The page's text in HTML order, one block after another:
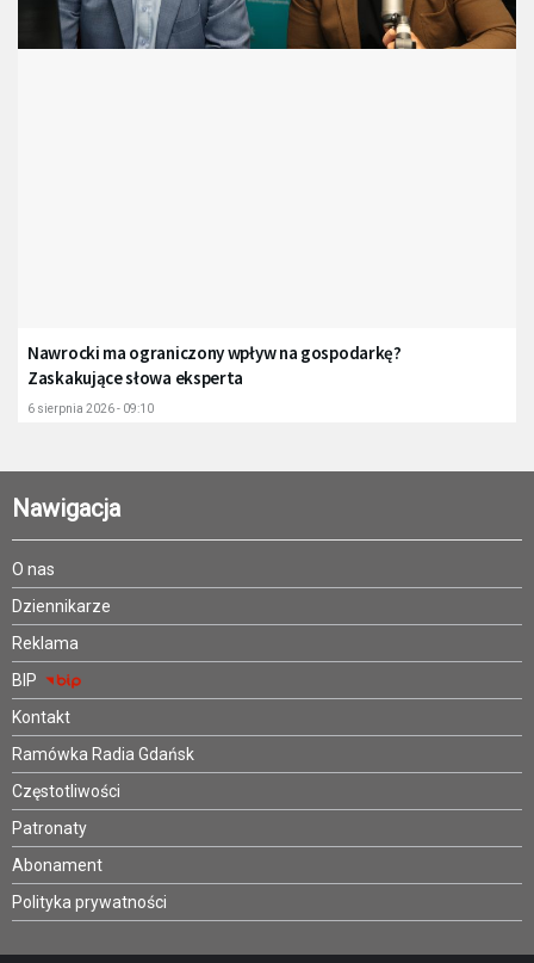
Nawrocki ma ograniczony wpływ na gospodarkę?
Zaskakujące słowa eksperta
6 sierpnia 2026 - 09:10
Nawigacja
O nas
Dziennikarze
Reklama
BIP
Kontakt
Ramówka Radia Gdańsk
Częstotliwości
Patronaty
Abonament
Polityka prywatności